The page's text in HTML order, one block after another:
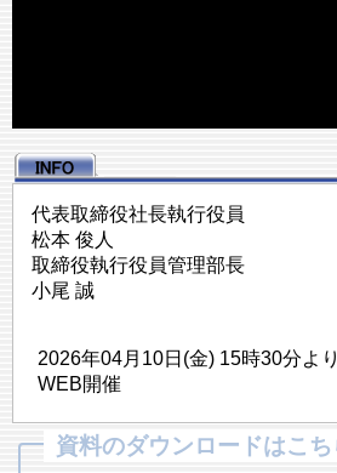
代表取締役社長執行役員
松本 俊人
取締役執行役員管理部長
小尾 誠
2026年04月10日(金) 15時30分より
WEB開催